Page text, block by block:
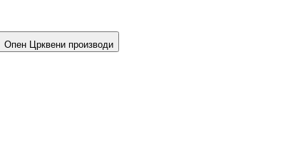
Опен Црквени производи